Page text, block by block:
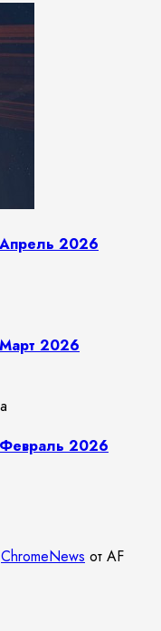
2026
2026
2026
ChromeNews от AF